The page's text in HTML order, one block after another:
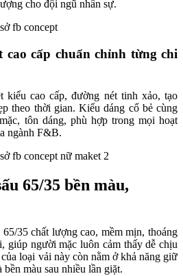
cho đội ngũ nhân sự.
cao cấp chuẩn chỉnh từng chi
kiểu cao cấp, đường nét tinh xảo, tạo
theo thời gian. Kiểu dáng cổ bẻ cùng
tôn dáng, phù hợp trong mọi hoạt
ngành F&B.
65/35 bền màu,
35 chất lượng cao, mềm mịn, thoáng
giúp người mặc luôn cảm thấy dễ chịu
loại vải này còn nằm ở khả năng giữ
màu sau nhiều lần giặt.